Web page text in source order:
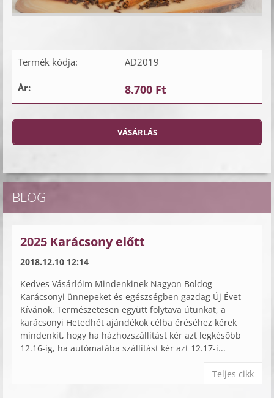
Termék kódja: AD2019
Ár: 8.700 Ft
BLOG
2025 Karácsony előtt
2018.12.10 12:14
Kedves Vásárlóim Mindenkinek Nagyon Boldog
Karácsonyi ünnepeket és egészségben gazdag Új Évet
Kívánok. Természetesen együtt folytava útunkat, a
karácsonyi Hetedhét ajándékok célba éréséhez kérek
mindenkit, hogy ha házhozszállítást kér azt legkésőbb
12.16-ig, ha autómatába szállítást kér azt 12.17-i...
Teljes cikk